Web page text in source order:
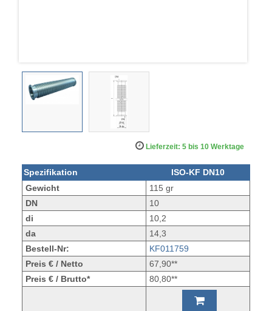
Lieferzeit: 5 bis 10 Werktage
Spezifikation
ISO-KF DN10
Gewicht
115 gr
DN
10
di
10,2
da
14,3
Bestell-Nr:
KF011759
Preis € / Netto
67,90**
Preis € / Brutto*
80,80**